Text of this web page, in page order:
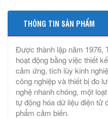
THÔNG TIN SẢN PHẨM
Được thành lập năm 1976,
hoạt động bằng việc thiết
cảm ứng, tích lũy kinh
công nghiệp và thiết bị đo
nghệ nhanh chóng, một
tự động hóa dữ liệu điện tử
phẩm cảm biến.